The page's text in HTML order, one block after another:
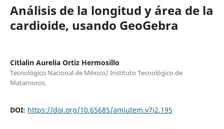
Análisis de la longitud y área de la
cardioide, usando GeoGebra
Citlalin Aurelia Ortiz Hermosillo
Tecnológico Nacional de México/ Instituto Tecnológico de
Matamoros.
DOI: https://doi.org/10.65685/amiutem.v7i2.195